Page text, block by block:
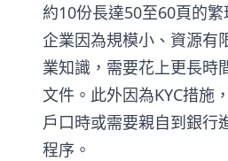
約10份長達50至60頁的
企業因為規模小、資源有
業知識，需要花上更長時
文件。此外因為KYC措施
戶口時或需要親自到銀行
程序。